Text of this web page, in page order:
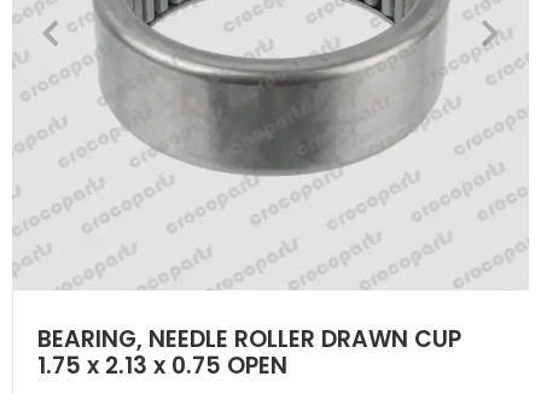
BEARING, NEEDLE ROLLER DRAWN CUP
1.75 x 2.13 x 0.75 OPEN